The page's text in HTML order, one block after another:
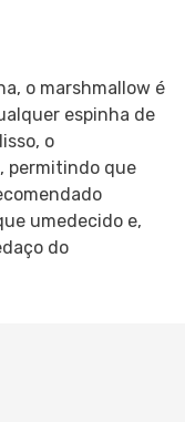
o marshmallow é
espinha de
o
permitindo que
umedecido e,
do